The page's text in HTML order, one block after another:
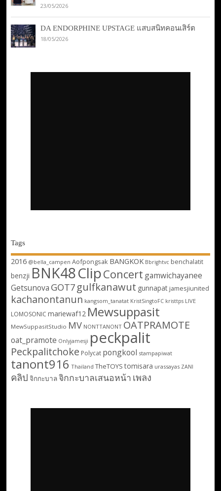
23/05/2026
DA ENDORPHINE UPSTAGE แสบสนิทคอนเสิร์ต
18/05/2026
Tags
2016 @bella_campen Aofpongsak BANGKOK Bbrightvc benchalatit
benzji BNK48ClipConcert gamwichayanee
Getsunova GOT7 gulfkanawut gunnapat jamesjiunited
kachanontanun kangsom_tanatat KristSingtoFC kristtps LIVE
LOMOSONIC mariewaf12 Mewsuppasit
MewSuppasitStudio MV NONTTANONT OATPRAMOTE
oat_pramote Onlyjamesji peckpalit
Peckpalitchoke Polycat pongkool stampapiwat
tanont916 Thailand TheTOYS tomisara urassayas ZANI
คลิป จิกกะบาลจิกกะบาลเสนอหน้า เพลง